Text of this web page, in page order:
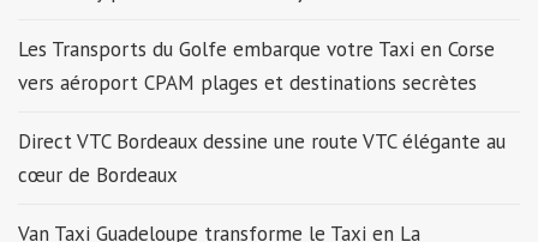
Les Transports du Golfe embarque votre Taxi en Corse
vers aéroport CPAM plages et destinations secrètes
Direct VTC Bordeaux dessine une route VTC élégante au
cœur de Bordeaux
Van Taxi Guadeloupe transforme le Taxi en La